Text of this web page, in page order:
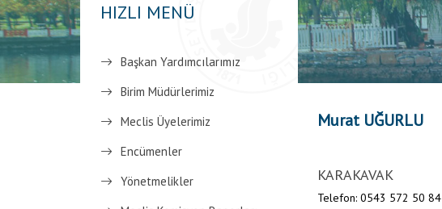
HIZLI MENÜ
Başkan Yardımcılarımız
Birim Müdürlerimiz
Meclis Üyelerimiz
Encümenler
Yönetmelikler
Murat UĞURLU
KARAKAVAK
Telefon: 0543 572 50 84